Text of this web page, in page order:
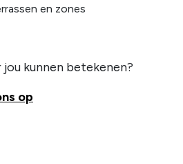
en zones
kunnen betekenen?
op